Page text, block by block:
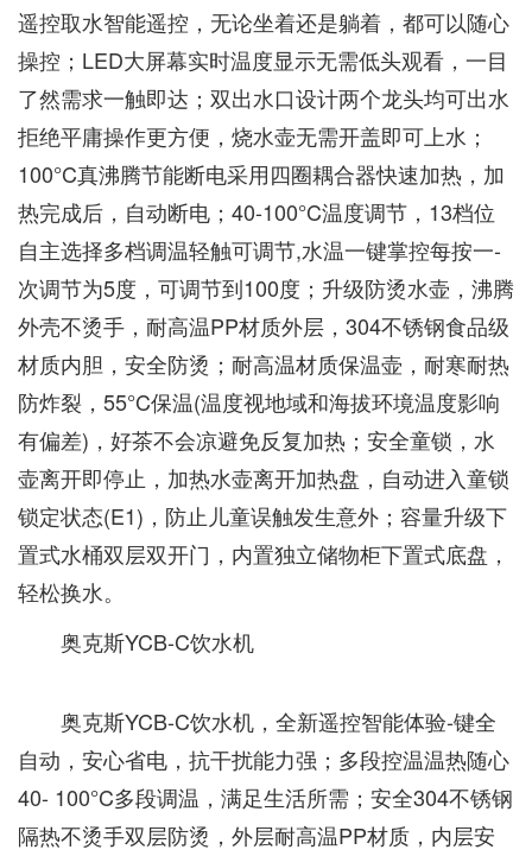
遥控取水智能遥控，无论坐着还是躺着，都可以随心
操控；LED大屏幕实时温度显示无需低头观看，一目
了然需求一触即达；双出水口设计两个龙头均可出水
拒绝平庸操作更方便，烧水壶无需开盖即可上水；
100°C真沸腾节能断电采用四圈耦合器快速加热，加
热完成后，自动断电；40-100°C温度调节，13档位
自主选择多档调温轻触可调节,水温一键掌控每按一-
次调节为5度，可调节到100度；升级防烫水壶，沸腾
外壳不烫手，耐高温PP材质外层，304不锈钢食品级
材质内胆，安全防烫；耐高温材质保温壶，耐寒耐热
防炸裂，55°C保温(温度视地域和海拔环境温度影响
有偏差)，好茶不会凉避免反复加热；安全童锁，水
壶离开即停止，加热水壶离开加热盘，自动进入童锁
锁定状态(E1)，防止儿童误触发生意外；容量升级下
置式水桶双层双开门，内置独立储物柜下置式底盘，
轻松换水。
奥克斯YCB-C饮水机
奥克斯YCB-C饮水机，全新遥控智能体验-键全
自动，安心省电，抗干扰能力强；多段控温温热随心
40- 100°C多段调温，满足生活所需；安全304不锈钢
隔热不烫手双层防烫，外层耐高温PP材质，内层安